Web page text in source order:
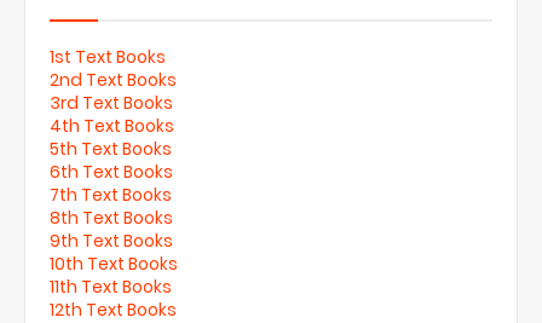
1st Text Books
2nd Text Books
3rd Text Books
4th Text Books
5th Text Books
6th Text Books
7th Text Books
8th Text Books
9th Text Books
10th Text Books
11th Text Books
12th Text Books